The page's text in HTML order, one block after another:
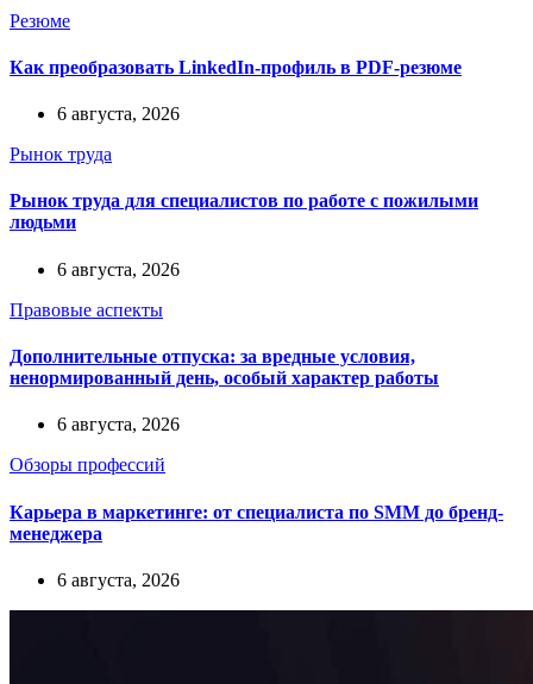
Резюме
Как преобразовать LinkedIn-профиль в PDF-резюме
6 августа, 2026
Рынок труда
Рынок труда для специалистов по работе с пожилыми
людьми
6 августа, 2026
Правовые аспекты
Дополнительные отпуска: за вредные условия,
ненормированный день, особый характер работы
6 августа, 2026
Обзоры профессий
Карьера в маркетинге: от специалиста по SMM до бренд-
менеджера
6 августа, 2026